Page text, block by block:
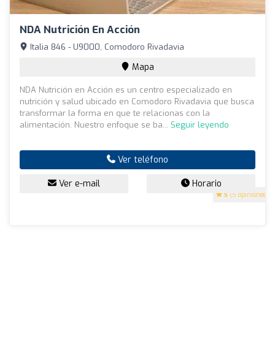
NDA Nutrición En Acción
5 (5 opiniones)
Italia 846 - U9000, Comodoro Rivadavia
Mapa
NDA Nutrición en Acción es un centro especializado en
nutrición y salud ubicado en Comodoro Rivadavia que busca
transformar la forma en que te relacionas con la
alimentación. Nuestro enfoque se ba... Seguir leyendo
Ver teléfono
Ver e-mail Horario